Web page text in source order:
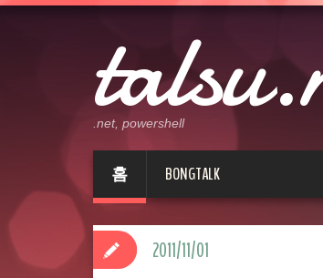
.net, powershell
홈 BONGTALK
2011/11/01